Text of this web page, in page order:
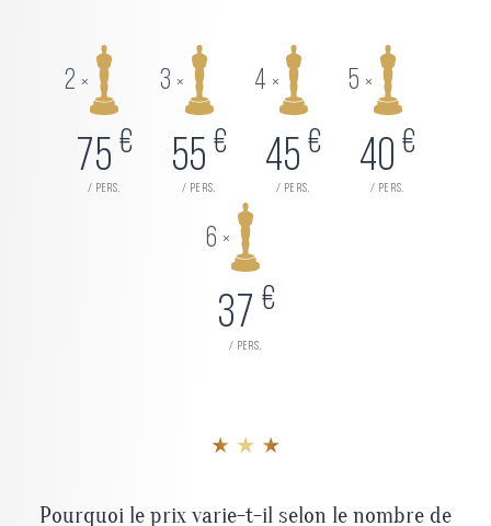
2 ×
75 €
/ pers.
3 ×
55 €
/ pers.
4 ×
45 €
/ pers.
5 ×
40 €
/ pers.
6 ×
37 €
/ pers.
★ ★ ★
Pourquoi le prix varie-t-il selon le nombre de